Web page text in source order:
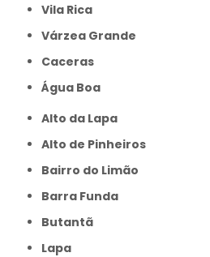
Vila Rica
Várzea Grande
caceras
Água Boa
Alto da Lapa
Alto de Pinheiros
Bairro do Limão
Barra Funda
Butantã
Lapa